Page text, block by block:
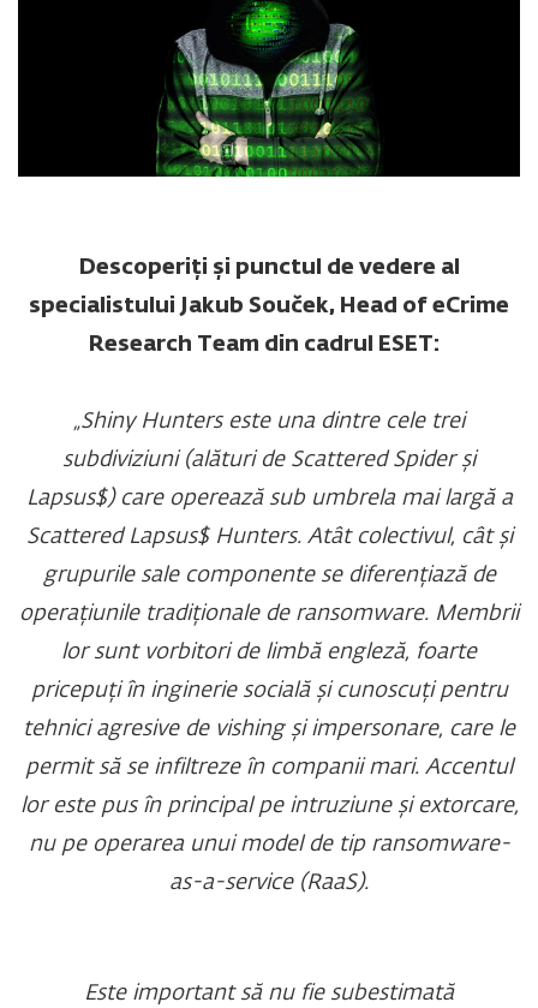
Descoperiți și punctul de vedere al
specialistului Jakub Souček, Head of eCrime
Research Team din cadrul ESET:
„Shiny Hunters este una dintre cele trei
subdiviziuni (alături de Scattered Spider și
Lapsus$) care operează sub umbrela mai largă a
Scattered Lapsus$ Hunters. Atât colectivul, cât și
grupurile sale componente se diferențiază de
operațiunile tradiționale de ransomware. Membrii
lor sunt vorbitori de limbă engleză, foarte
pricepuți în inginerie socială și cunoscuți pentru
tehnici agresive de vishing și impersonare, care le
permit să se infiltreze în companii mari. Accentul
lor este pus în principal pe intruziune și extorcare,
nu pe operarea unui model de tip ransomware-
as-a-service (RaaS).
Este important să nu fie subestimată